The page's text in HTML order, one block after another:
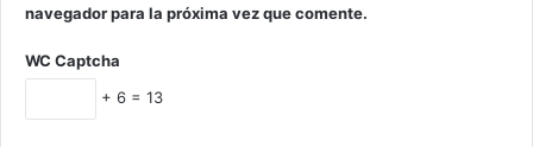
navegador para la próxima vez que comente.
WC Captcha
+ 6 = 13